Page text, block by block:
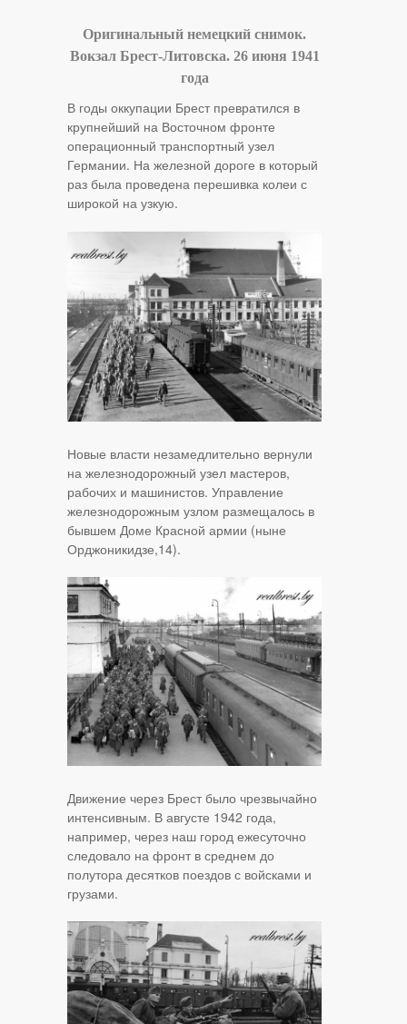
Оригинальный немецкий снимок.
Вокзал Брест-Литовска. 26 июня 1941
года
В годы оккупации Брест превратился в
крупнейший на Восточном фронте
операционный транспортный узел
Германии. На железной дороге в который
раз была проведена перешивка колеи с
широкой на узкую.
Новые власти незамедлительно вернули
на железнодорожный узел мастеров,
рабочих и машинистов. Управление
железнодорожным узлом размещалось в
бывшем Доме Красной армии (ныне
Орджоникидзе,14).
Движение через Брест было чрезвычайно
интенсивным. В августе 1942 года,
например, через наш город ежесуточно
следовало на фронт в среднем до
полутора десятков поездов с войсками и
грузами.